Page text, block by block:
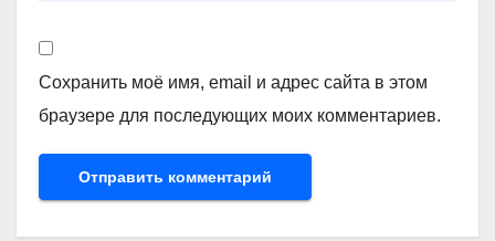
Сохранить моё имя, email и адрес сайта в этом
браузере для последующих моих комментариев.